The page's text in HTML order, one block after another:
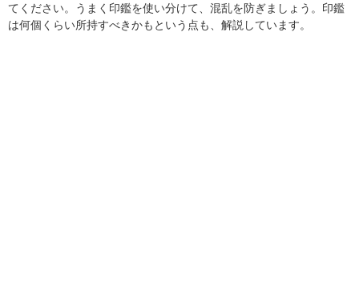
てください。うまく印鑑を使い分けて、混乱を防ぎましょう。印鑑
は何個くらい所持すべきかもという点も、解説しています。